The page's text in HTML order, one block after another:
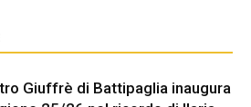
Giuffrè di Battipaglia inaugura